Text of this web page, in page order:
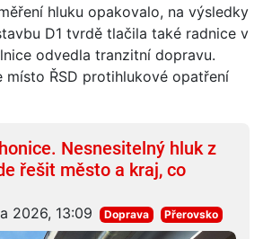
hluku opakovalo, na výsledky
D1 tvrdě tlačila také radnice v
odvedla tranzitní dopravu.
místo ŘSD protihlukové opatření
Nesnesitelný hluk z
řešit město a kraj, co
2026, 13:09 Doprava Přerovsko